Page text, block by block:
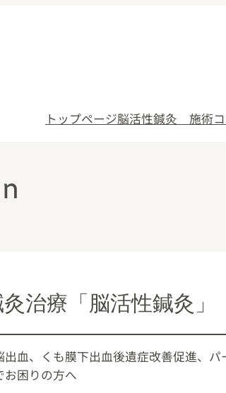
トップページ脳活性鍼灸 施術
治療「脳活性鍼灸」
出血、くも膜下出血後遺症改善促進、
お困りの方へ